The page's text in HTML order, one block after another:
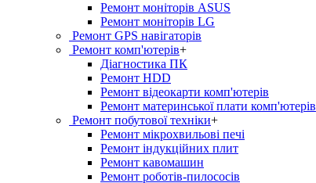
Ремонт моніторів ASUS
Ремонт моніторів LG
Ремонт GPS навігаторів
Ремонт комп'ютерів+
Діагностика ПК
Ремонт HDD
Ремонт відеокарти комп'ютерів
Ремонт материнської плати комп'ютерів
Ремонт побутової техніки+
Ремонт мікрохвильові печі
Ремонт індукційних плит
Ремонт кавомашин
Ремонт роботів-пилососів